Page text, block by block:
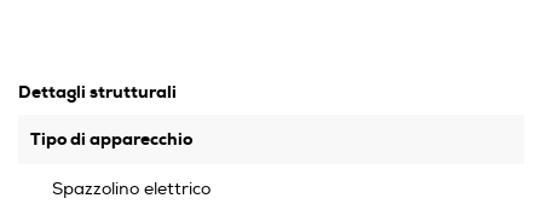
Dettagli strutturali
Tipo di apparecchio
Spazzolino elettrico